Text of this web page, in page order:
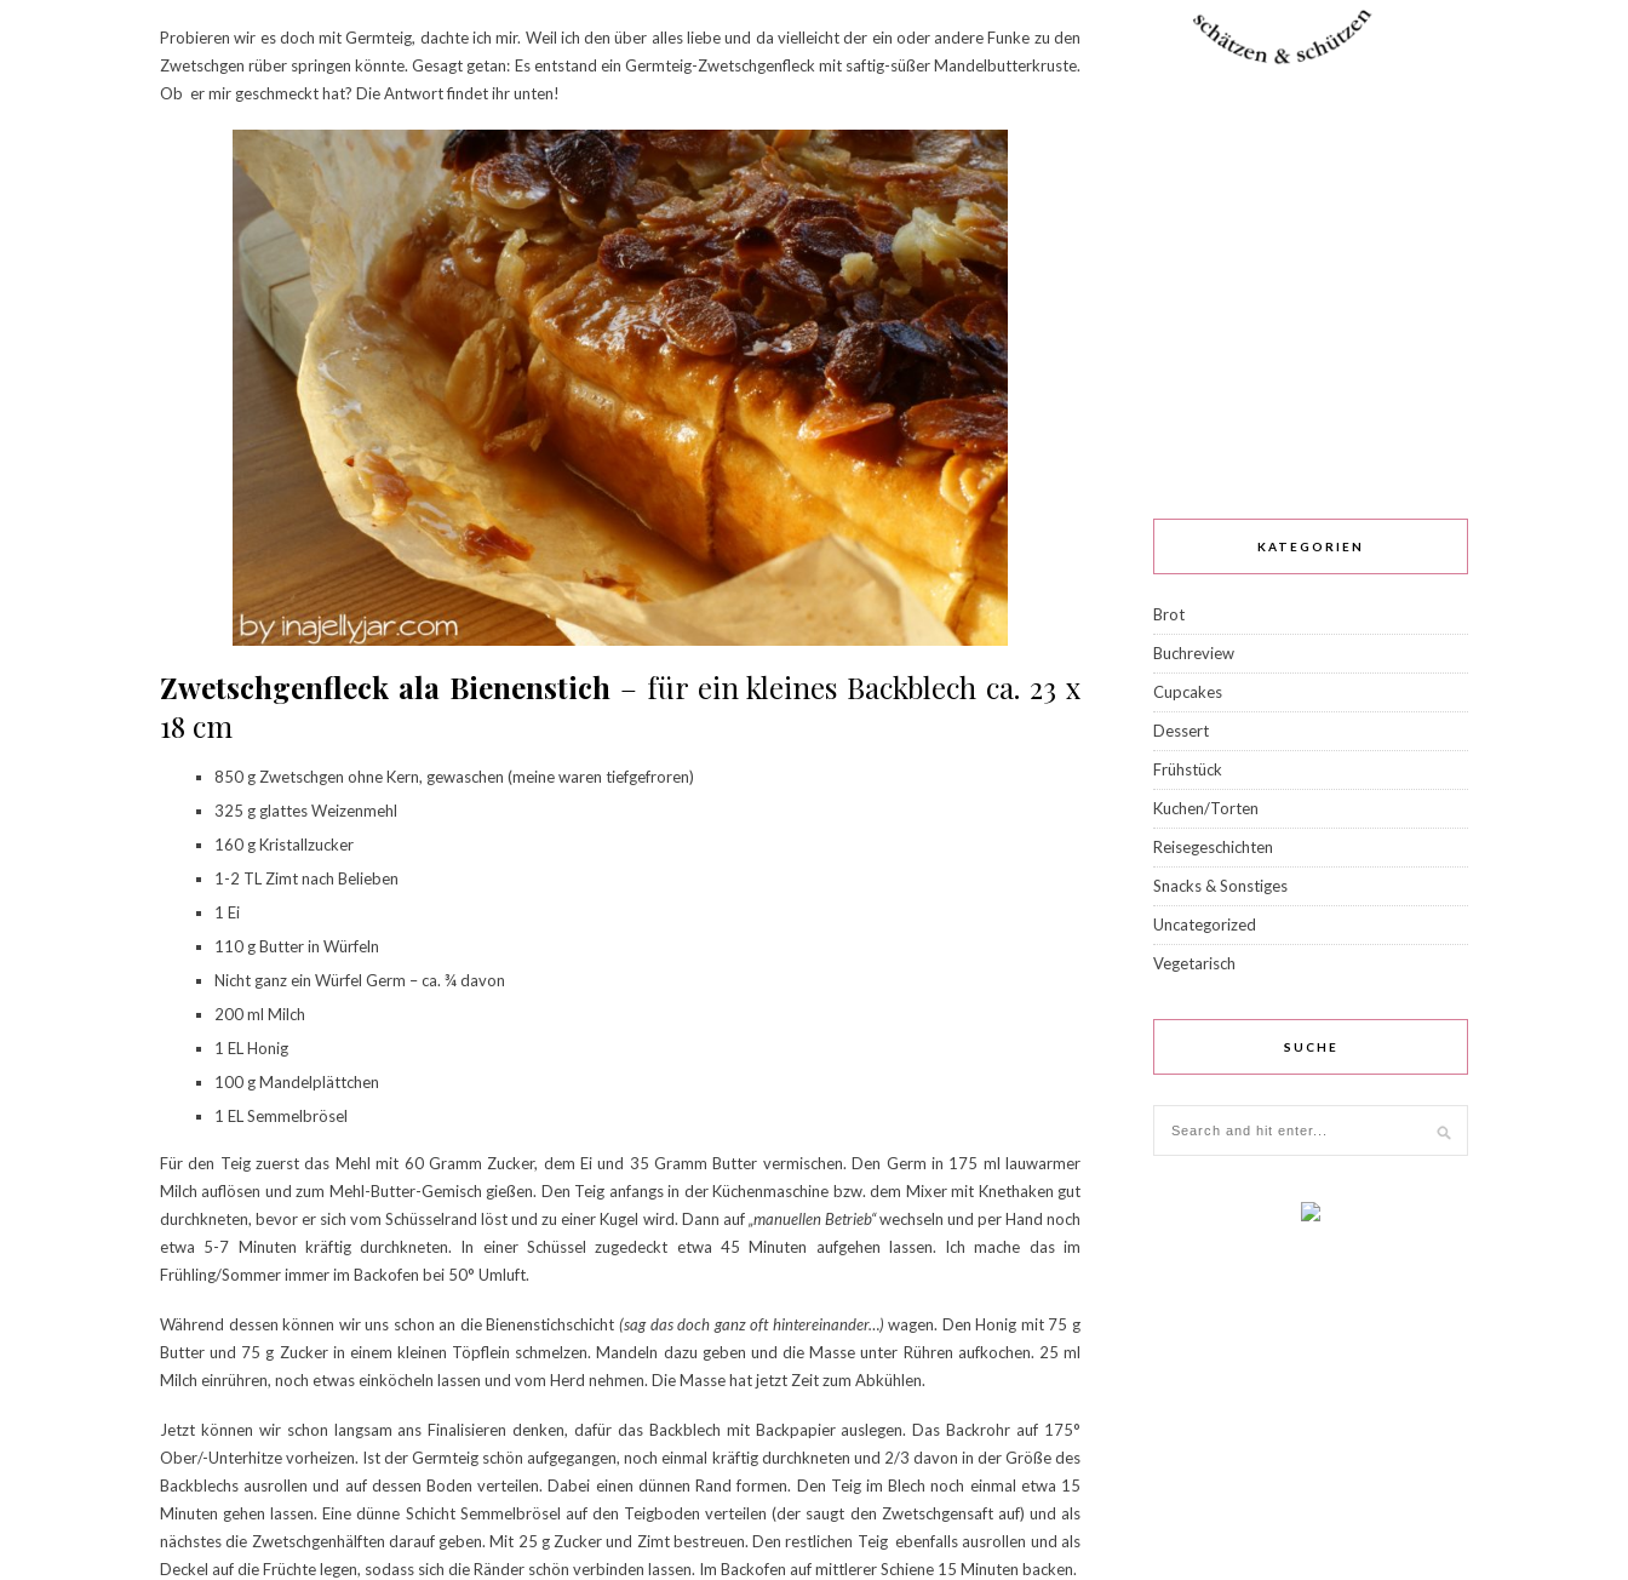
Probieren wir es doch mit Germteig, dachte ich mir. Weil ich den über alles liebe und da vielleicht der ein oder andere Funke zu den
Zwetschgen rüber springen könnte. Gesagt getan: Es entstand ein Germteig-Zwetschgenfleck mit saftig-süßer Mandelbutterkruste.
Ob er mir geschmeckt hat? Die Antwort findet ihr unten!
Zwetschgenfleck ala Bienenstich – für ein kleines Backblech ca. 23 x
18 cm
850 g Zwetschgen ohne Kern, gewaschen (meine waren tiefgefroren)
325 g glattes Weizenmehl
160 g Kristallzucker
1-2 TL Zimt nach Belieben
1 Ei
110 g Butter in Würfeln
Nicht ganz ein Würfel Germ – ca. ¾ davon
200 ml Milch
1 EL Honig
100 g Mandelplättchen
1 EL Semmelbrösel
Für den Teig zuerst das Mehl mit 60 Gramm Zucker, dem Ei und 35 Gramm Butter vermischen. Den Germ in 175 ml lauwarmer
Milch auflösen und zum Mehl-Butter-Gemisch gießen. Den Teig anfangs in der Küchenmaschine bzw. dem Mixer mit Knethaken gut
durchkneten, bevor er sich vom Schüsselrand löst und zu einer Kugel wird. Dann auf„manuellen Betrieb“wechseln und per Hand noch
etwa 5-7 Minuten kräftig durchkneten. In einer Schüssel zugedeckt etwa 45 Minuten aufgehen lassen. Ich mache das im
Frühling/Sommer immer im Backofen bei 50° Umluft.
Während dessen können wir uns schon an die Bienenstichschicht (sag das doch ganz oft hintereinander…) wagen. Den Honig mit 75 g
Butter und 75 g Zucker in einem kleinen Töpflein schmelzen. Mandeln dazu geben und die Masse unter Rühren aufkochen. 25 ml
Milch einrühren, noch etwas einköcheln lassen und vom Herd nehmen. Die Masse hat jetzt Zeit zum Abkühlen.
Jetzt können wir schon langsam ans Finalisieren denken, dafür das Backblech mit Backpapier auslegen. Das Backrohr auf 175°
Ober/-Unterhitze vorheizen. Ist der Germteig schön aufgegangen, noch einmal kräftig durchkneten und 2/3 davon in der Größe des
Backblechs ausrollen und auf dessen Boden verteilen. Dabei einen dünnen Rand formen. Den Teig im Blech noch einmal etwa 15
Minuten gehen lassen. Eine dünne Schicht Semmelbrösel auf den Teigboden verteilen (der saugt den Zwetschgensaft auf) und als
nächstes die Zwetschgenhälften darauf geben. Mit 25 g Zucker und Zimt bestreuen. Den restlichen Teig ebenfalls ausrollen und als
Deckel auf die Früchte legen, sodass sich die Ränder schön verbinden lassen. Im Backofen auf mittlerer Schiene 15 Minuten backen.
KATEGORIEN
Brot
Buchreview
Cupcakes
Dessert
Frühstück
Kuchen/Torten
Reisegeschichten
Snacks & Sonstiges
Uncategorized
Vegetarisch
SUCHE